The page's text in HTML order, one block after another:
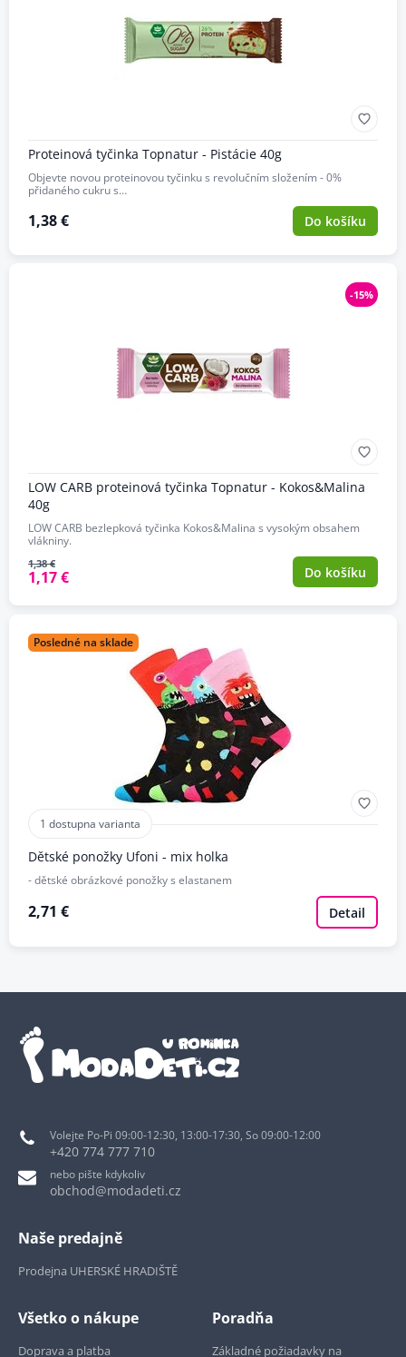
Proteinová tyčinka Topnatur - Pistácie 40g
Objevte novou proteinovou tyčinku s revolučním složením - 0%
přidaného cukru s…
1,38 € Do košíku
-15%
LOW CARB proteinová tyčinka Topnatur - Kokos&Malina
40g
LOW CARB bezlepková tyčinka Kokos&Malina s vysokým obsahem
vlákniny.
1,38 €
1,17 € Do košíku
Posledné na sklade
1 dostupna varianta
Dětské ponožky Ufoni - mix holka
- dětské obrázkové ponožky s elastanem
2,71 € Detail
Volejte Po-Pi 09:00-12:30, 13:00-17:30, So 09:00-12:00
+420 774 777 710
nebo pište kdykoliv
obchod@modadeti.cz
Naše predajně
Prodejna UHERSKÉ HRADIŠTĚ
Všetko o nákupe
Doprava a platba
Poradňa
Základné požiadavky na